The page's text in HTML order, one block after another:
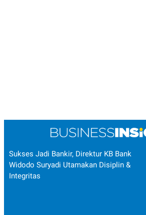
Sukses Jadi Bankir, Direktur KB Bank
Widodo Suryadi Utamakan Disiplin &
Integritas